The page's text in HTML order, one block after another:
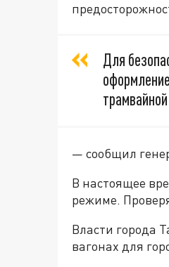
Для
— сообщил
В настоящее
режиме.
Власти города
вагонах для